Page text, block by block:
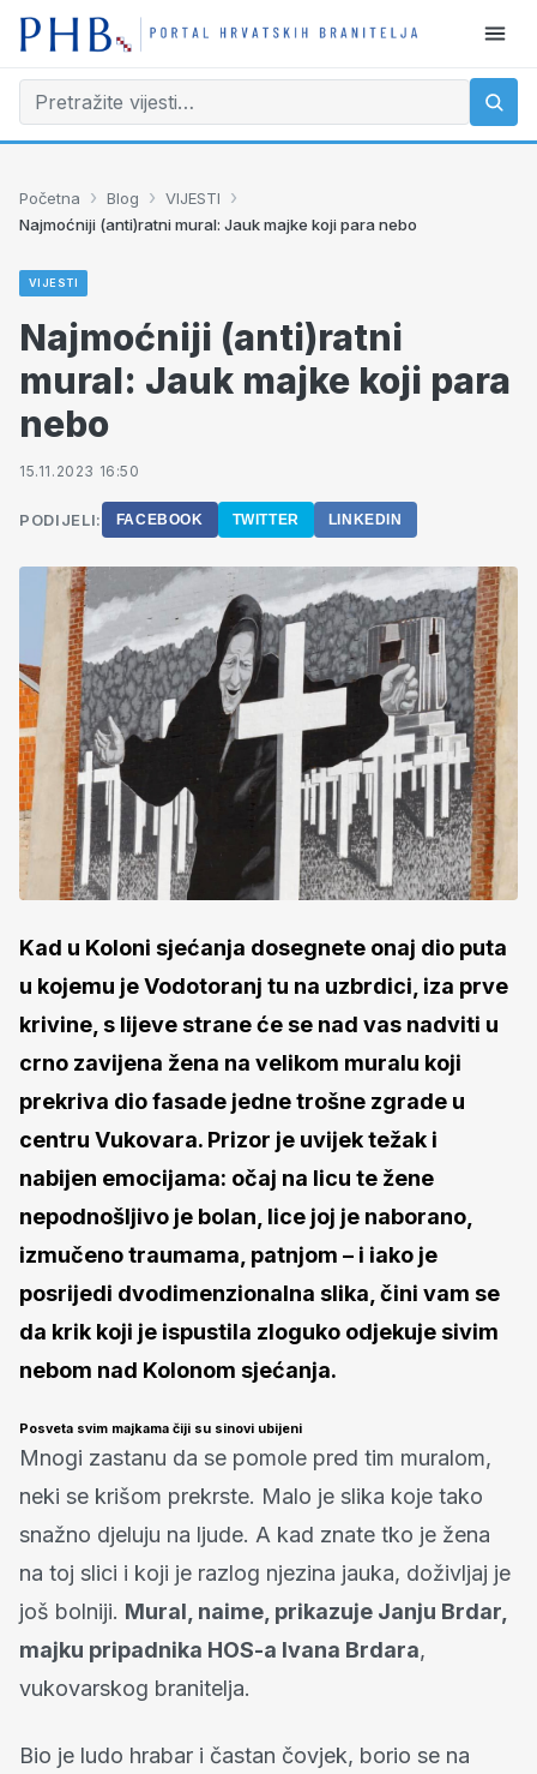
Početna › Blog › VIJESTI ›
Najmoćniji (anti)ratni mural: Jauk majke koji para nebo
VIJESTI
Najmoćniji (anti)ratni
mural: Jauk majke koji para
nebo
15.11.2023 16:50
PODIJELI: FACEBOOK TWITTER LINKEDIN
Kad u Koloni sjećanja dosegnete onaj dio puta
u kojemu je Vodotoranj tu na uzbrdici, iza prve
krivine, s lijeve strane će se nad vas nadviti u
crno zavijena žena na velikom muralu koji
prekriva dio fasade jedne trošne zgrade u
centru Vukovara. Prizor je uvijek težak i
nabijen emocijama: očaj na licu te žene
nepodnošljivo je bolan, lice joj je naborano,
izmučeno traumama, patnjom – i iako je
posrijedi dvodimenzionalna slika, čini vam se
da krik koji je ispustila zloguko odjekuje sivim
nebom nad Kolonom sjećanja.
Posveta svim majkama čiji su sinovi ubijeni
Mnogi zastanu da se pomole pred tim muralom,
neki se krišom prekrste. Malo je slika koje tako
snažno djeluju na ljude. A kad znate tko je žena
na toj slici i koji je razlog njezina jauka, doživljaj je
još bolniji. Mural, naime, prikazuje Janju Brdar,
majku pripadnika HOS-a Ivana Brdara,
vukovarskog branitelja.
Bio je ludo hrabar i častan čovjek, borio se na